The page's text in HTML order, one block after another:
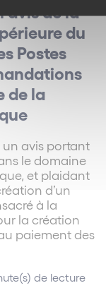
avis de la
du
Postes
de la
un avis portant
le domaine
et plaidant
d’un
à la
la création
paiement des
de lecture